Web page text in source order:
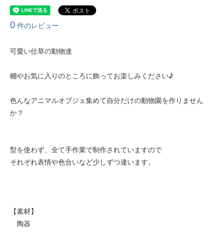
0 件のレビュー
可愛い仕草の動物達
棚やお気に入りのところに飾ってお楽しみください♪
色んなアニマルオブジェ集めて自分だけの動物園を作りません
か？
型を使わず、全て手作業で制作されていますので
それぞれ表情や色合いなど少しずつ違います。
【素材】
陶器